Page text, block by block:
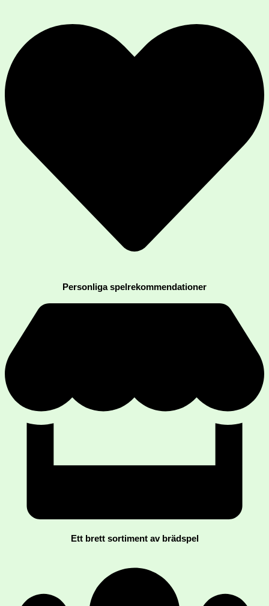
Personliga spelrekommendationer
Ett brett sortiment av brädspel